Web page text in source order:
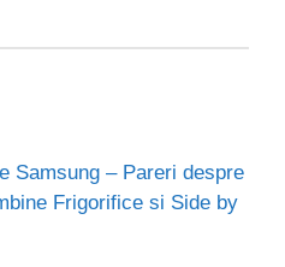
Samsung – Pareri despre
Frigorifice si Side by